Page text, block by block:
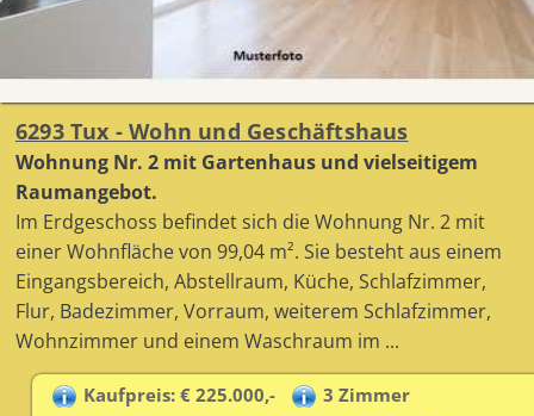
6293 Tux - Wohn und Geschäftshaus
Wohnung Nr. 2 mit Gartenhaus und vielseitigem
Raumangebot.
Im Erdgeschoss befindet sich die Wohnung Nr. 2 mit
einer Wohnfläche von 99,04 m². Sie besteht aus einem
Eingangsbereich, Abstellraum, Küche, Schlafzimmer,
Flur, Badezimmer, Vorraum, weiterem Schlafzimmer,
Wohnzimmer und einem Waschraum im ...
Kaufpreis: € 225.000,-
3 Zimmer